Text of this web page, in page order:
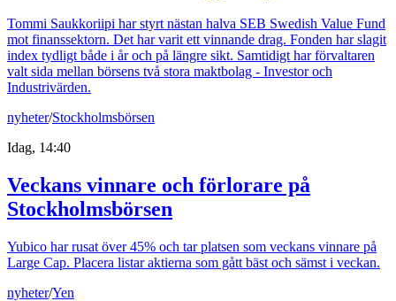
Tommi Saukkoriipi har styrt nästan halva SEB Swedish Value Fund
mot finanssektorn. Det har varit ett vinnande drag. Fonden har slagit
index tydligt både i år och på längre sikt. Samtidigt har förvaltaren
valt sida mellan börsens två stora maktbolag - Investor och
Industrivärden.
nyheter/Stockholmsbörsen
Idag, 14:40
Veckans vinnare och förlorare på
Stockholmsbörsen
Yubico har rusat över 45% och tar platsen som veckans vinnare på
Large Cap. Placera listar aktierna som gått bäst och sämst i veckan.
nyheter/Yen